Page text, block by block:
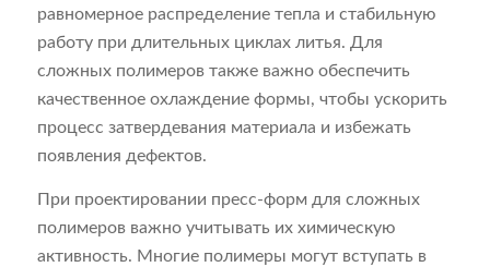
равномерное распределение тепла и стабильную
работу при длительных циклах литья. Для
сложных полимеров также важно обеспечить
качественное охлаждение формы, чтобы ускорить
процесс затвердевания материала и избежать
появления дефектов.
При проектировании пресс-форм для сложных
полимеров важно учитывать их химическую
активность. Многие полимеры могут вступать в